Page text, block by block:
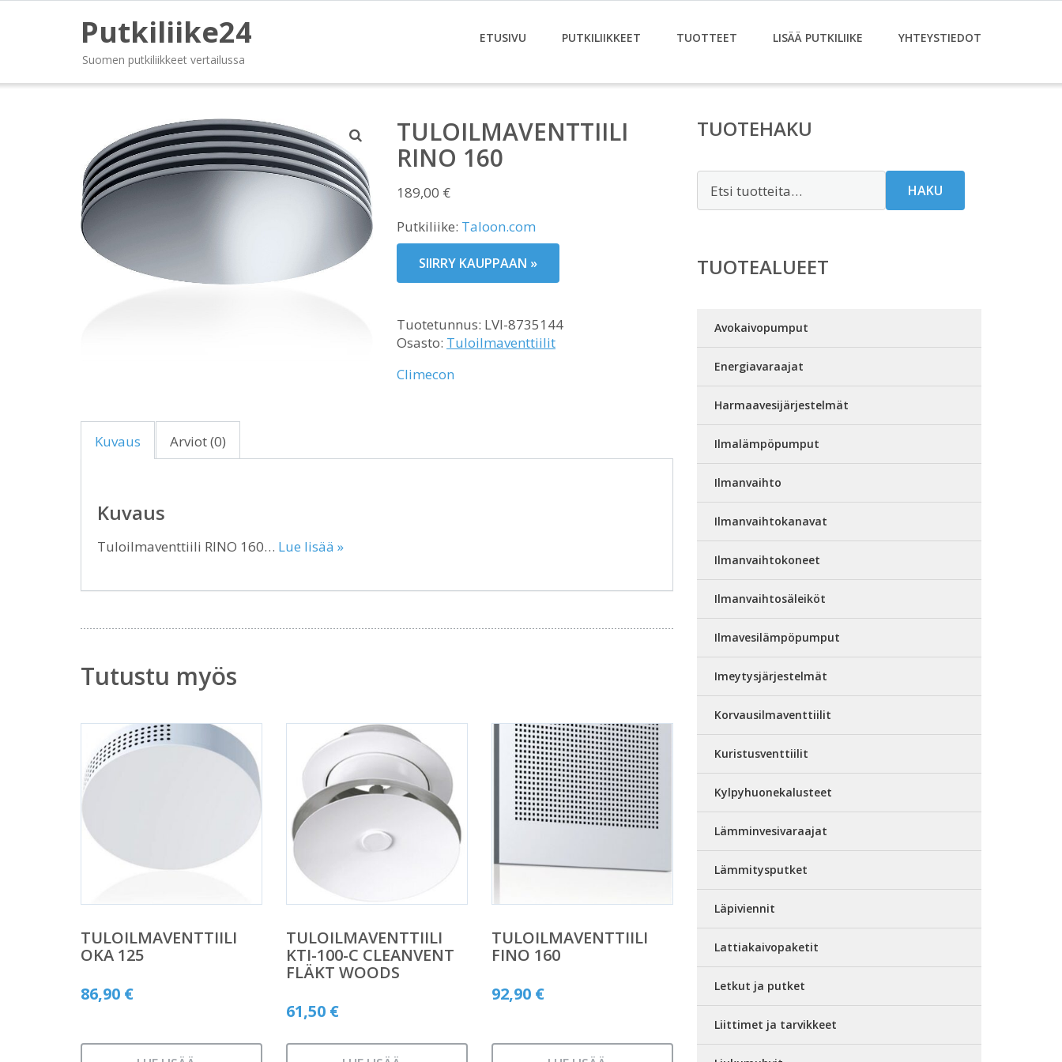
Putkiliike24
Suomen putkiliikkeet vertailussa
ETUSIVU PUTKILIIKKEET TUOTTEET LISÄÄ PUTKILIIKE YHTEYSTIEDOT
TULOILMAVENTTIILI
RINO 160
189,00 €
Putkiliike: Taloon.com
SIIRRY KAUPPAAN »
Tuotetunnus: LVI-8735144
Osasto: Tuloilmaventtiilit
Climecon
Kuvaus Arviot (0)
Kuvaus
Tuloilmaventtiili RINO 160… Lue lisää »
Tutustu myös
TULOILMAVENTTIILI
OKA 125
86,90 €
TULOILMAVENTTIILI
KTI-100-C CLEANVENT
FLÄKT WOODS
61,50 €
TULOILMAVENTTIILI
FINO 160
92,90 €
TUOTEHAKU
HAKU
TUOTEALUEET
Avokaivopumput
Energiavaraajat
Harmaavesijärjestelmät
Ilmalämpöpumput
Ilmanvaihto
Ilmanvaihtokanavat
Ilmanvaihtokoneet
Ilmanvaihtosäleiköt
Ilmavesilämpöpumput
Imeytysjärjestelmät
Korvausilmaventtiilit
Kuristusventtiilit
Kylpyhuonekalusteet
Lämminvesivaraajat
Lämmitysputket
Läpiviennit
Lattiakaivopaketit
Letkut ja putket
Liittimet ja tarvikkeet